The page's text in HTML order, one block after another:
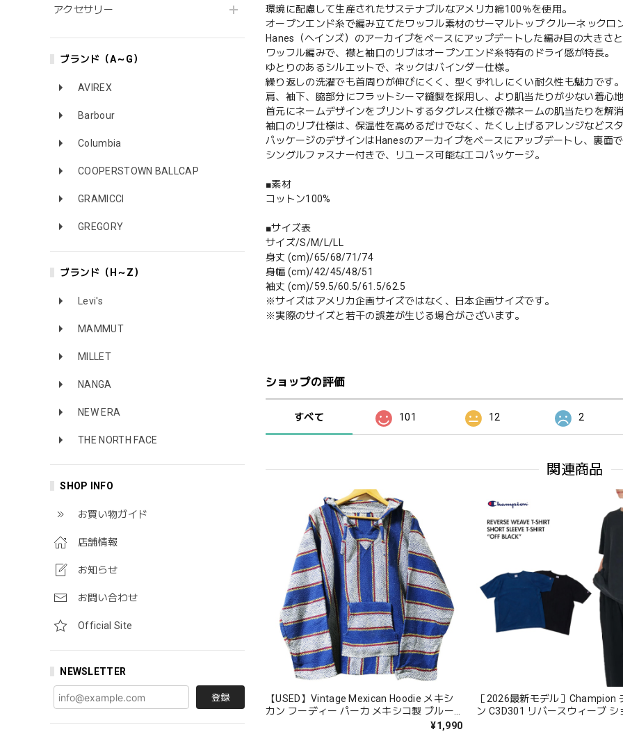
アクセサリー
ブランド（A～G）
AVIREX
Barbour
Columbia
COOPERSTOWN BALLCAP
GRAMICCI
GREGORY
ブランド（H～Z）
Levi's
MAMMUT
MILLET
NANGA
NEW ERA
THE NORTH FACE
SHOP INFO
お買い物ガイド
店舗情報
お知らせ
お問い合わせ
Official Site
NEWSLETTER
登録
環境に配慮して生産されたサステナブルなアメリカ綿100％を使用。
オープンエンド糸で編み立てたワッフル素材のサーマルトップ クルーネックロ
Hanes（ヘインズ）のアーカイブをベースにアップデートした編み目の大きさ
ワッフル編みで、襟と袖口のリブはオープンエンド糸特有のドライ感が特長。
ゆとりのあるシルエットで、ネックはバインダー仕様。
繰り返しの洗濯でも首周りが伸びにくく、型くずれしにくい耐久性も魅力です
肩、袖下、脇部分にフラットシーマ縫製を採用し、より肌当たりが少ない着心
首元にネームデザインをプリントするタグレス仕様で襟ネームの肌当たりを解
袖口のリブ仕様は、保温性を高めるだけでなく、たくし上げるアレンジなどス
パッケージのデザインはHanesのアーカイブをベースにアップデートし、裏面
シングルファスナー付きで、リユース可能なエコパッケージ。
■素材
コットン100%
■サイズ表
サイズ/S/M/L/LL
身丈 (cm)/65/68/71/74
身幅 (cm)/42/45/48/51
袖丈 (cm)/59.5/60.5/61.5/62.5
※サイズはアメリカ企画サイズではなく、日本企画サイズです。
※実際のサイズと若干の誤差が生じる場合がございます。
ショップの評価
すべて 101 12 2
関連商品
【USED】Vintage Mexican Hoodie メキシ
カン フーディー パーカ メキシコ製 ブルー
¥1,990
［2026最新モデル］Champion
ン C3D301 リバースウィーブ シ